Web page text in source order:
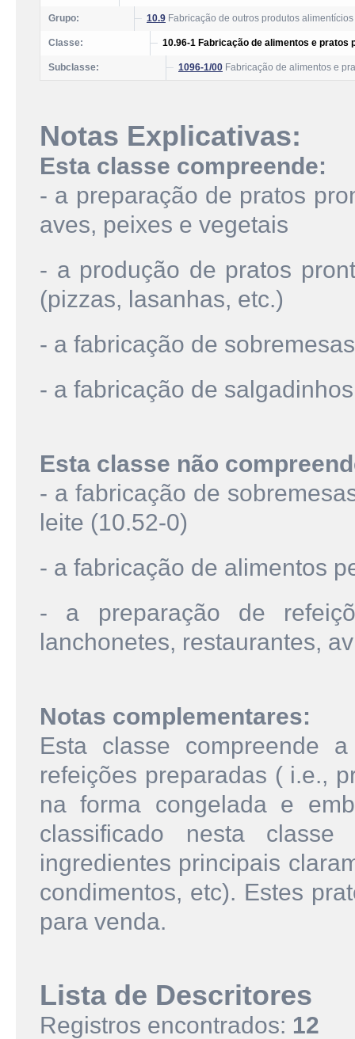
Grupo: 10.9 Fabricação de outros produtos alimentícios
Classe: 10.96-1 Fabricação de alimentos e pratos
Subclasse: 1096-1/00 Fabricação de alimentos e
Notas Explicativas:
Esta classe compreende:
- a preparação de pratos
aves, peixes e vegetais
- a produção de pratos
(pizzas, lasanhas, etc.)
- a fabricação de
- a fabricação de
Esta classe não
- a fabricação de
leite (10.52-0)
- a fabricação de alimentos
- a preparação de
lanchonetes, restaurantes,
Notas complementares:
Esta classe compreende
refeições preparadas ( i.e.,
na forma congelada e
classificado nesta
ingredientes principais
condimentos, etc). Estes
para venda.
Lista de Descritores
Registros encontrados: 12